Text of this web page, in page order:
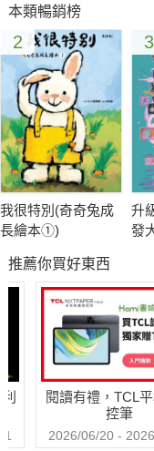
酷的書！
嘿，那邊的！
對，就是你。
你現在正在想「噢
不想跟他講話哩！他
大家對我們的誤會太
野狼吃奶奶什麼的，
又大又尖的牙齒還有
偶爾會裝扮成老太
壞蛋！
＊無注音
本書特色
本類暢銷榜
2
我很特別(奇奇兔成
長繪本①)
3
升
發
祕
推薦你買好東西
閱讀有禮，TCL
控筆
2026/06/20 -